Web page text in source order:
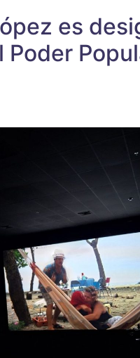
es
Poder